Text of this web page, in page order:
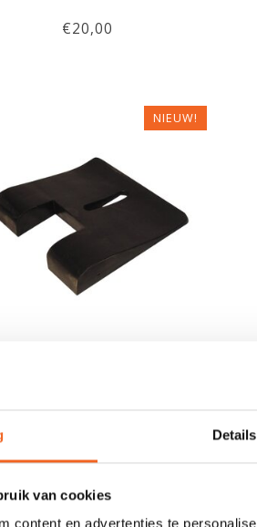
Details
van cookies
content en advertenties te
€20,00
NIEUW!
NIEUW!